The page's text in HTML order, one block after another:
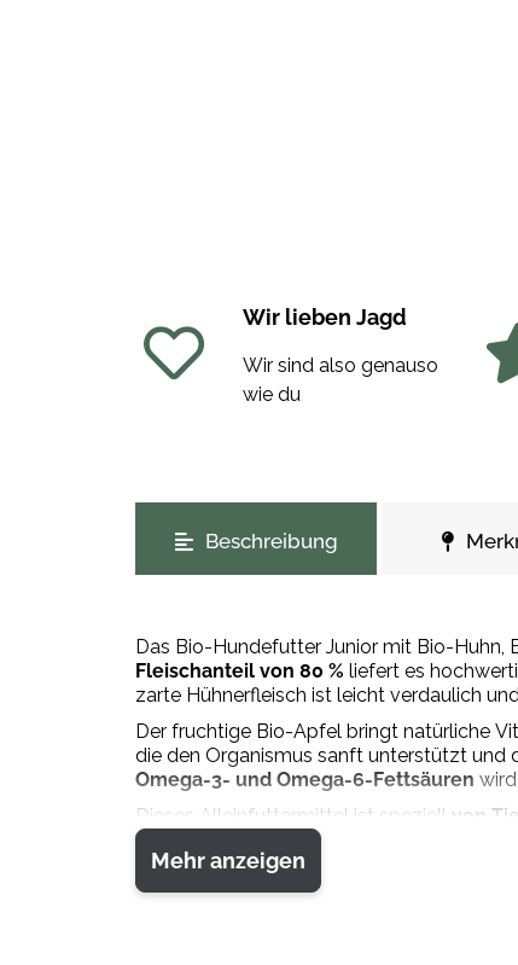
Wir lieben Jagd
Wir sind also genauso
wie du
Beschreibung
Das Bio-Hundefutter Junior mit Bio-Huhn,
Fleischanteil von 80 % liefert es
zarte Hühnerfleisch ist leicht verdaulich
Der fruchtige Bio-Apfel bringt natürliche
die den Organismus sanft unterstützt und
Omega-3- und Omega-6-Fettsäuren
Dieses Alleinfuttermittel ist speziell von
Nährstoffen für starke Knochen, gesunde
Fütterungsempfehlung
Mehr anzeigen